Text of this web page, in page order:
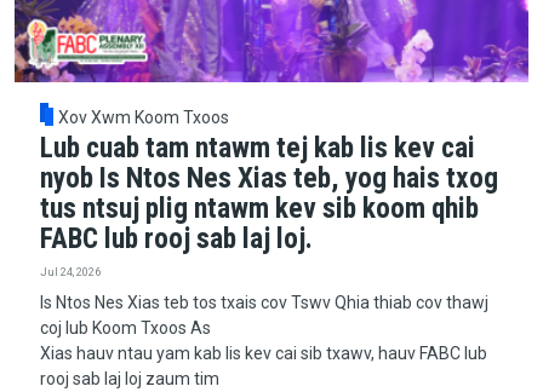
Xov Xwm Koom Txoos
Lub cuab tam ntawm tej kab lis kev cai
nyob Is Ntos Nes Xias teb, yog hais txog
tus ntsuj plig ntawm kev sib koom qhib
FABC lub rooj sab laj loj.
Jul 24, 2026
Is Ntos Nes Xias teb tos txais cov Tswv Qhia thiab cov thawj
coj lub Koom Txoos As
Xias hauv ntau yam kab lis kev cai sib txawv, hauv FABC lub
rooj sab laj loj zaum tim